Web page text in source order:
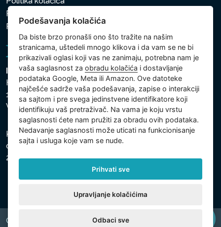
Politika zaštite ličnih i drugih obrađivanih podataka
Politika kolačića
Intex Trading, s.r.o.
Hradecká 2526/3
130 00 Praha 3
Vinohrady - Česká republika
Kompanija je registrovana u Opštinskom sudu u Pragu,
odeljak C, uložak 74759, Identifikacioni broj kompanije:
26150808, Poreski identifikacioni broj: CZ26150808.
Copyright © 2026 INTEX TRADING s.r.o. All rights reserved.
Podešavanja kolačića
Da biste brzo pronašli ono što tražite na našim
stranicama, uštedeli mnogo klikova i da vam se ne bi
prikazivali oglasi koji vas ne zanimaju, potrebna nam je
vaša saglasnost zaobradu kolačića i dostavljanje
podataka Google, Meta ili Amazon. Ove datoteke
najčešće sadrže vaša podešavanja, zapise o interakciji
sa sajtom i pre svega jedinstvene identifikatore koji
identifikuju vaš pretraživač. Na vama je koju vrstu
saglasnosti ćete nam pružiti za obradu ovih podataka.
Nedavanje saglasnosti može uticati na funkcionisanje
sajta i usluga koje vam se nude.
Prihvati sve
Upravljanje kolačićima
Odbaci sve